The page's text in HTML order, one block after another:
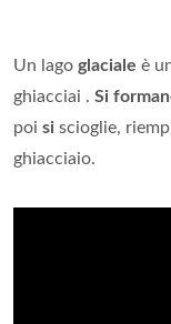
Un lago glaciale è
ghiacciai . Si
poi si scioglie,
ghiacciaio.